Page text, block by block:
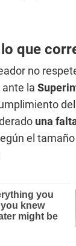
que
no
la
una
el